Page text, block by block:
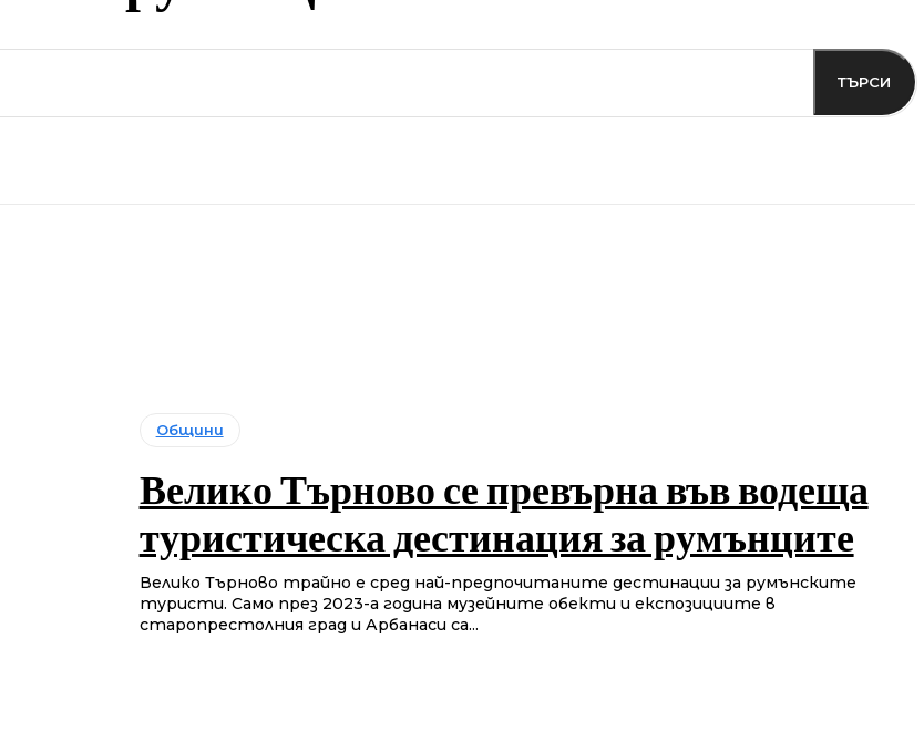
ТЪРСИ
Общини
Велико Търново се превърна във водеща
туристическа дестинация за румънците
Велико Търново трайно е сред най-предпочитаните дестинации за румънските
туристи. Само през 2023-а година музейните обекти и експозициите в
старопрестолния град и Арбанаси са...